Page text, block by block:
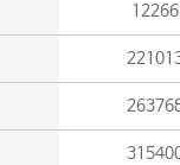
12266